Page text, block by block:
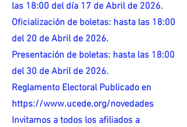
las 18:00 del día 17 de Abril de 2026.
Oficialización de boletas: hasta las 18:00
del 20 de Abril de 2026.
Presentación de boletas: hasta las 18:00
del 30 de Abril de 2026.
Reglamento Electoral Publicado en
https://www.ucede.org/novedades
Invitamos a todos los afiliados a